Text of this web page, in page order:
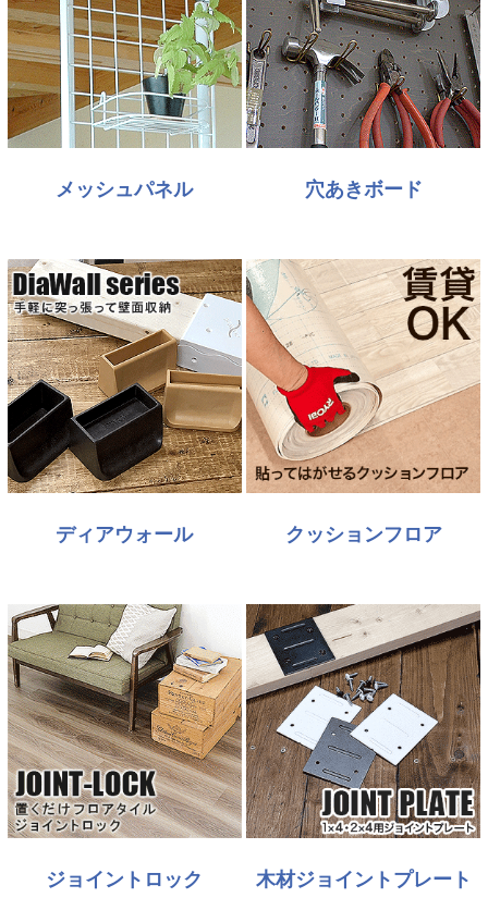
メッシュパネル 穴あきボード
ディアウォール クッションフロア
ジョイントロック 木材ジョイントプレート